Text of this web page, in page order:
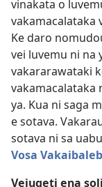
vinakata o
vakamacalataka
Ke daro
vei luvemu ni na
vakararawataki
vakamacalataka
ya. Kua ni saga
e sotava.
sotava ni sa
Vosa
Veiuqeti ena